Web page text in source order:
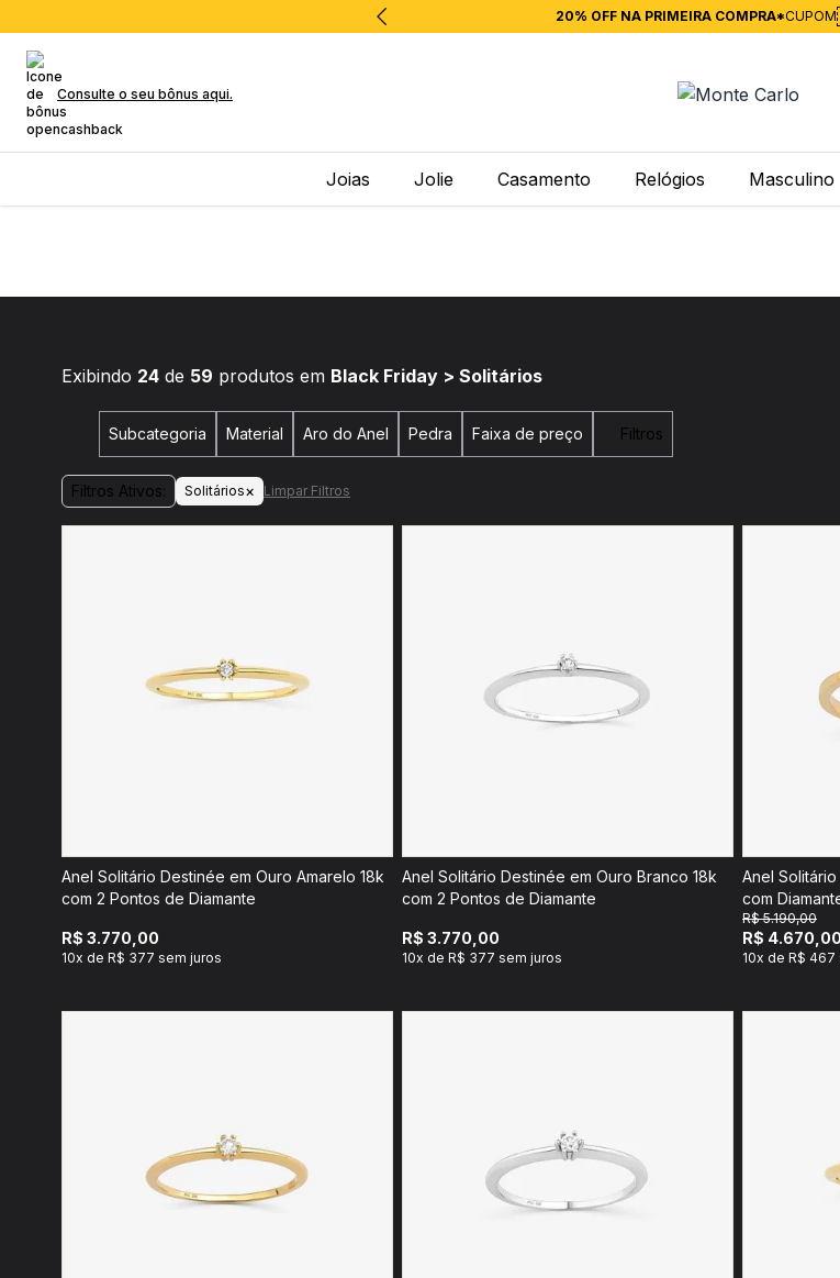
20% OFF NA PRIMEIRA COMPRA*CUPOM
Consulte o seu bônus aqui.
Joias Jolie Casamento Relógios Masculino
Exibindo 24 de 59 produtos em Black Friday > Solitários
Subcategoria Material Aro do Anel Pedra Faixa de preço Filtros
Filtros Ativos: Solitários× Limpar Filtros
Anel Solitário Destinée em Ouro Amarelo 18k
com 2 Pontos de Diamante
R$ 3.770,00
10x de R$ 377 sem juros
Anel Solitário Destinée em Ouro Branco 18k
com 2 Pontos de Diamante
R$ 3.770,00
10x de R$ 377 sem juros
Anel
com
R$ 5.190,00
R$ 4.670,00
10x de R$ 467